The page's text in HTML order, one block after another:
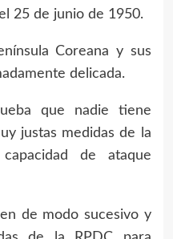
25 de junio de 1950.
Coreana y sus
delicada.
que nadie tiene
justas medidas de la
de ataque
de modo sucesivo y